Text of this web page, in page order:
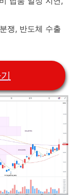
쟁, 반도체 수출